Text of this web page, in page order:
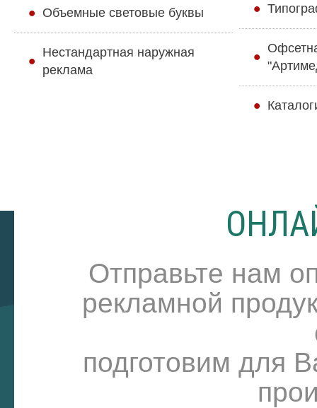
Объемные световые буквы
Нестандартная наружная
реклама
Отправьте нам
рекламной
подготовим для